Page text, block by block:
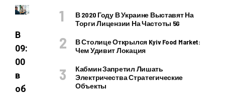
В
09:
00
в
об
В 2020 Году В Украине Выставят На
Торги Лицензии На Частоты 5G
В Столице Открылся Kyiv Food Market:
Чем Удивит Локация
Кабмин Запретил Лишать
Электричества Стратегические
Объекты